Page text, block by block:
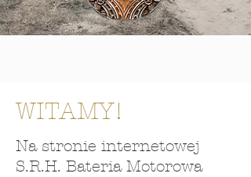
WITAMY!
Na stronie internetowej
S.R.H. Bateria Motorowa